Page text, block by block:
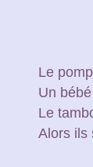
Le
Un
Le
Alors ils